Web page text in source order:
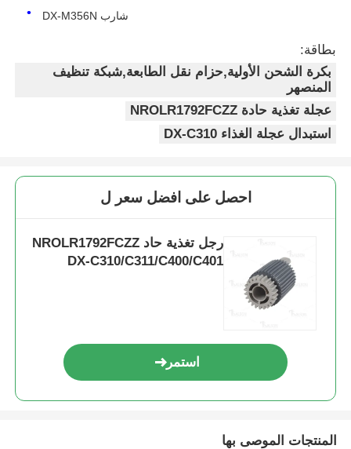
حول بنا
شارب DX-M356N
بطاقة:
بكرة الشحن الأولية,حزام نقل الطابعة,شبكة تنظيف
المنصهر
عجلة تغذية حادة NROLR1792FCZZ
استبدال عجلة الغذاء DX-C310
احصل على افضل سعر ل
رجل تغذية حاد NROLR1792FCZZ
DX-C310/C311/C400/C401
استمر
المنتجات الموصى بها